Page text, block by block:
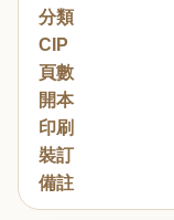
分類
CIP
頁數
開本
印刷
裝訂
備註